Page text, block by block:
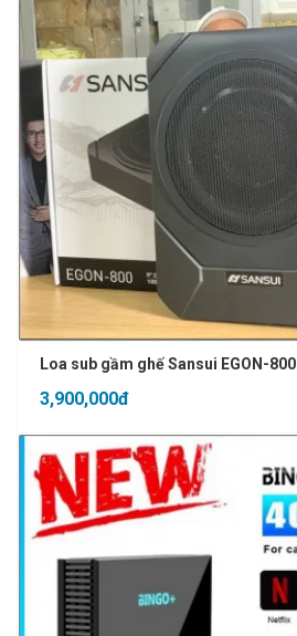
Loa sub gầm ghế Sansui EGON-800
3,900,000đ